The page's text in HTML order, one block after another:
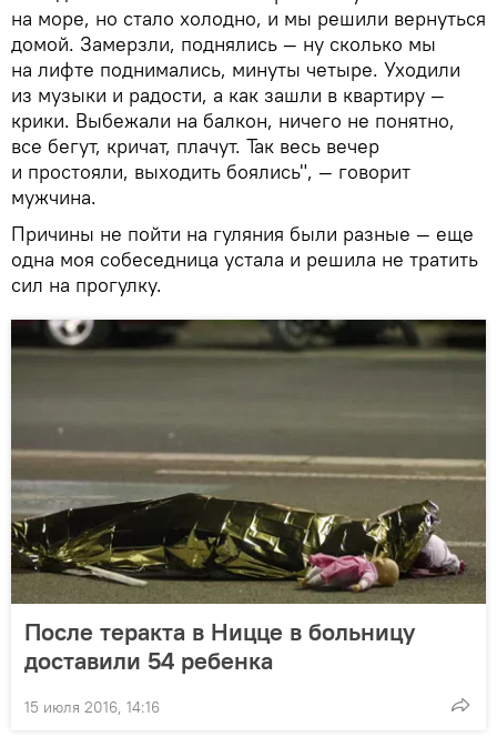
на море, но стало холодно, и мы решили вернуться
домой. Замерзли, поднялись — ну сколько мы
на лифте поднимались, минуты четыре. Уходили
из музыки и радости, а как зашли в квартиру —
крики. Выбежали на балкон, ничего не понятно,
все бегут, кричат, плачут. Так весь вечер
и простояли, выходить боялись", — говорит
мужчина.
Причины не пойти на гуляния были разные — еще
одна моя собеседница устала и решила не тратить
сил на прогулку.
После теракта в Ницце в больницу
доставили 54 ребенка
15 июля 2016, 14:16